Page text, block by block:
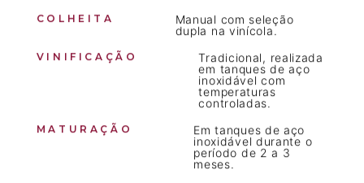
COLHEITA
Manual com seleção
dupla na vinícola.
VINIFICAÇÃO
Tradicional, realizada
em tanques de aço
inoxidável com
temperaturas
controladas.
MATURAÇÃO
Em tanques de aço
inoxidável durante o
período de 2 a 3
meses.